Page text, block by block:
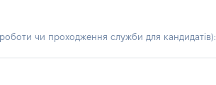
чи проходження служби для кандидатів):